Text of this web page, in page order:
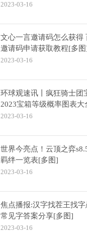
2023-03-16
文心一言邀请码怎么获得 百度文心一言内测
邀请码申请获取教程[多
2023-03-16
环球观速讯丨疯狂骑士团宝
2023宝箱等级概率图表大
2023-03-16
世界今亮点！云顶之弈s8.5羁
羁绊一览表[多图]
2023-03-16
焦点播报:汉字找茬王找字愚攻略 愚
常见字答案分享[多图]
2023-03-16